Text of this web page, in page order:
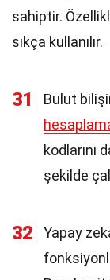
sahiptir.
sıkça kullanılır.
31 Bulut
kodlarını
şekilde
32
Yapay